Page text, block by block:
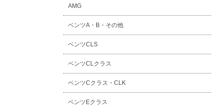
AMG
ベンツA・B・その他
ベンツCLS
ベンツCLクラス
ベンツCクラス・CLK
ベンツEクラス